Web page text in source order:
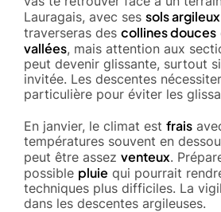
Lauragais, avec ses sols
traverseras des collines douces
vallées, mais attention aux
peut devenir glissante, surtout
invitée. Les descentes
particulière pour éviter les
En janvier, le climat est frais
températures souvent en
peut être assez venteux.
possible pluie qui pourrait
techniques plus difficiles. La
dans les descentes argileuses.